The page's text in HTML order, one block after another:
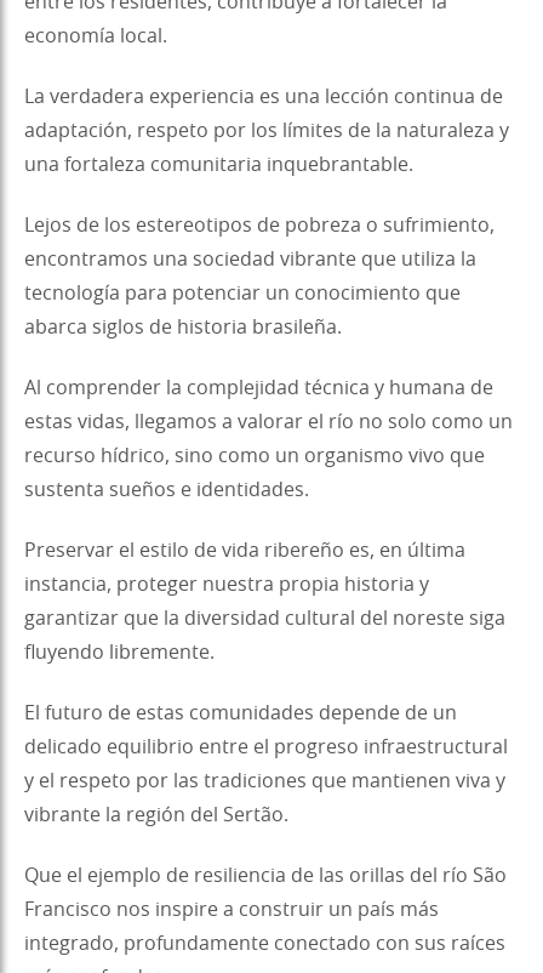
economía local.
La verdadera experiencia es una lección continua de
adaptación, respeto por los límites de la naturaleza y
una fortaleza comunitaria inquebrantable.
Lejos de los estereotipos de pobreza o sufrimiento,
encontramos una sociedad vibrante que utiliza la
tecnología para potenciar un conocimiento que
abarca siglos de historia brasileña.
Al comprender la complejidad técnica y humana de
estas vidas, llegamos a valorar el río no solo como un
recurso hídrico, sino como un organismo vivo que
sustenta sueños e identidades.
Preservar el estilo de vida ribereño es, en última
instancia, proteger nuestra propia historia y
garantizar que la diversidad cultural del noreste siga
fluyendo libremente.
El futuro de estas comunidades depende de un
delicado equilibrio entre el progreso infraestructural
y el respeto por las tradiciones que mantienen viva y
vibrante la región del Sertão.
Que el ejemplo de resiliencia de las orillas del río São
Francisco nos inspire a construir un país más
integrado, profundamente conectado con sus raíces